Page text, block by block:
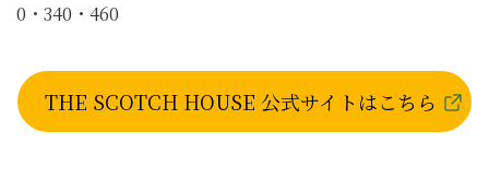
0・340・460
THE SCOTCH HOUSE 公式サイトはこちら